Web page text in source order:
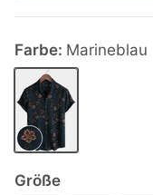
Farbe: Marineblau
Größe